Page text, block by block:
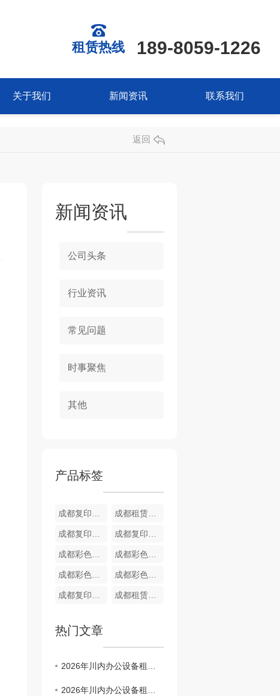
租赁热线 189-8059-1226
关于我们 新闻资讯 联系我们
返回
新闻资讯
公司头条
行业资讯
常见问题
时事聚焦
其他
产品标签
成都复印机租赁服务 BH550i 成都租赁黑白复印机 BH454e
成都复印机出租公司 BH558e 成都复印机租赁公司 BH450i
成都彩色复印机出租 C450i 成都彩色复印机租赁 C368
成都彩色复印机租赁 C360i 成都彩色复印机出租 C458
成都复印机出租 C308 成都租赁打印机公司 柯美 C450i
热门文章
2026年川内办公设备租赁服务商观察：长期主义者的生存法则
2026年川内办公设备租赁服务商观察：长期主义者的生存法则